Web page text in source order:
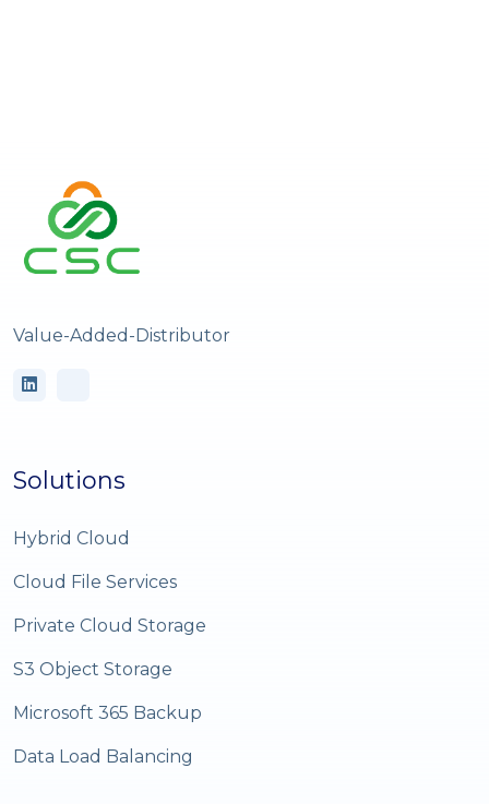
Value-Added-Distributor
Solutions
Hybrid Cloud
Cloud File Services
Private Cloud Storage
S3 Object Storage
Microsoft 365 Backup
Data Load Balancing